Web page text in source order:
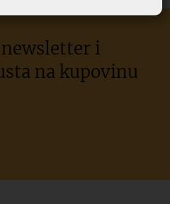
i
na kupovinu